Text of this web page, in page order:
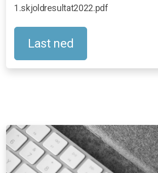
1.skjoldresultat2022.pdf
Last ned